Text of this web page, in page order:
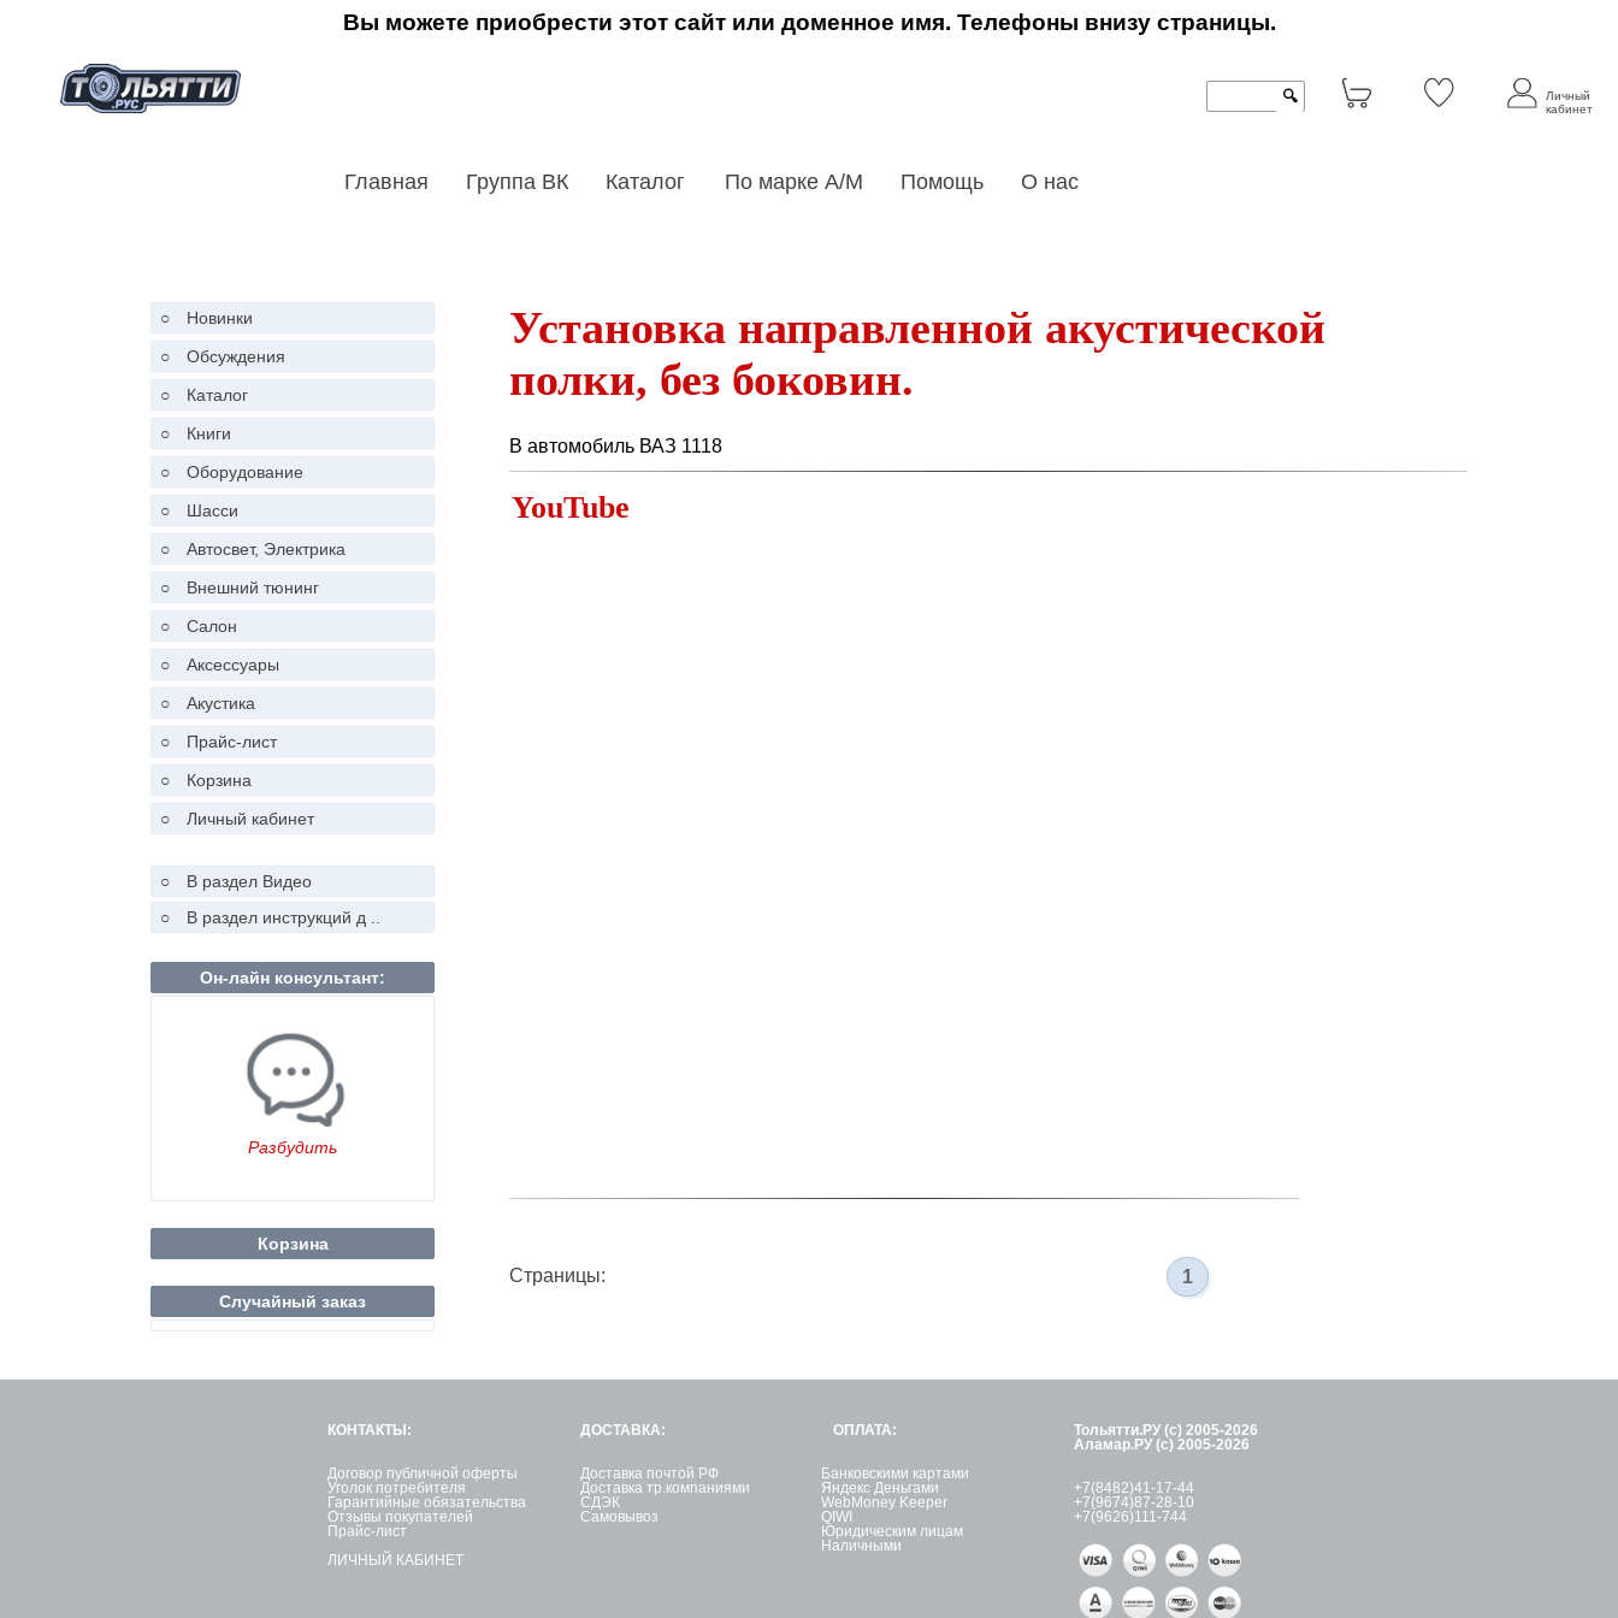
Вы можете приобрести этот сайт или доменное имя. Телефоны внизу страницы.
🔍
Личный
кабинет
Главная Группа ВК Каталог По марке А/М Помощь О нас
○
Новинки
○
Обсуждения
○
Каталог
○
Книги
○
Оборудование
○
Шасси
○
Автосвет, Электрика
○
Внешний тюнинг
○
Салон
○
Аксессуары
○
Акустика
○
Прайс-лист
○
Корзина
○
Личный кабинет
○
В раздел Видео
○
В раздел инструкций д ..
Он-лайн консультант:
Разбудить
Корзина
Случайный заказ
Установка направленной акустической
полки, без боковин.
В автомобиль ВАЗ 1118
YouTube
Страницы: 1
КОНТАКТЫ:
Договор публичной оферты
Уголок потребителя
Гарантийные обязательства
Отзывы покупателей
Прайс-лист
ЛИЧНЫЙ КАБИНЕТ
ДОСТАВКА:
Доставка почтой РФ
Доставка тр.компаниями
СДЭК
Самовывоз
ОПЛАТА:
Банковскими картами
Яндекс Деньгами
WebMoney Keeper
QIWI
Юридическим лицам
Наличными
Тольятти.РУ (с) 2005-2026
Аламар.РУ (с) 2005-2026
+7(8482)41-17-44
+7(9674)87-28-10
+7(9626)111-744